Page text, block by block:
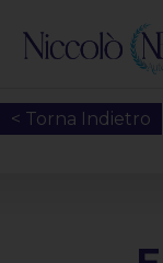
< Torna Indietro